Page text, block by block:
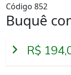
Código 852
Buquê
R$